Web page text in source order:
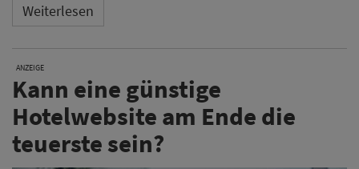
Weiterlesen
ANZEIGE
Kann eine günstige
Hotelwebsite am Ende die
teuerste sein?